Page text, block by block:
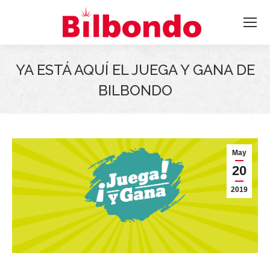
YA ESTÁ AQUÍ EL JUEGA Y GANA DE
BILBONDO
May
20
2019